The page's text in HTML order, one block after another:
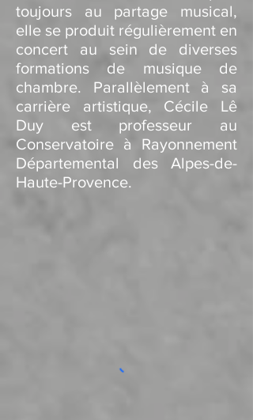
toujours au partage musical,
elle se produit régulièrement en
concert au sein de diverses
formations de musique de
chambre. Parallèlement à sa
carrière artistique, Cécile Lê
Duy est professeur au
Conservatoire à Rayonnement
Départemental des Alpes-de-
Haute-Provence.